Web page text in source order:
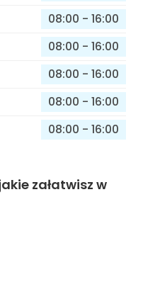
08:00 - 16:00
08:00 - 16:00
08:00 - 16:00
08:00 - 16:00
08:00 - 16:00
załatwisz w